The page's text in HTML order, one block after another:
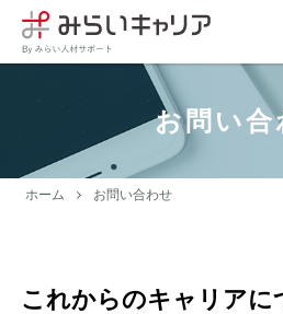
お問い合
ホーム お問い合わせ
これからのキャリアに